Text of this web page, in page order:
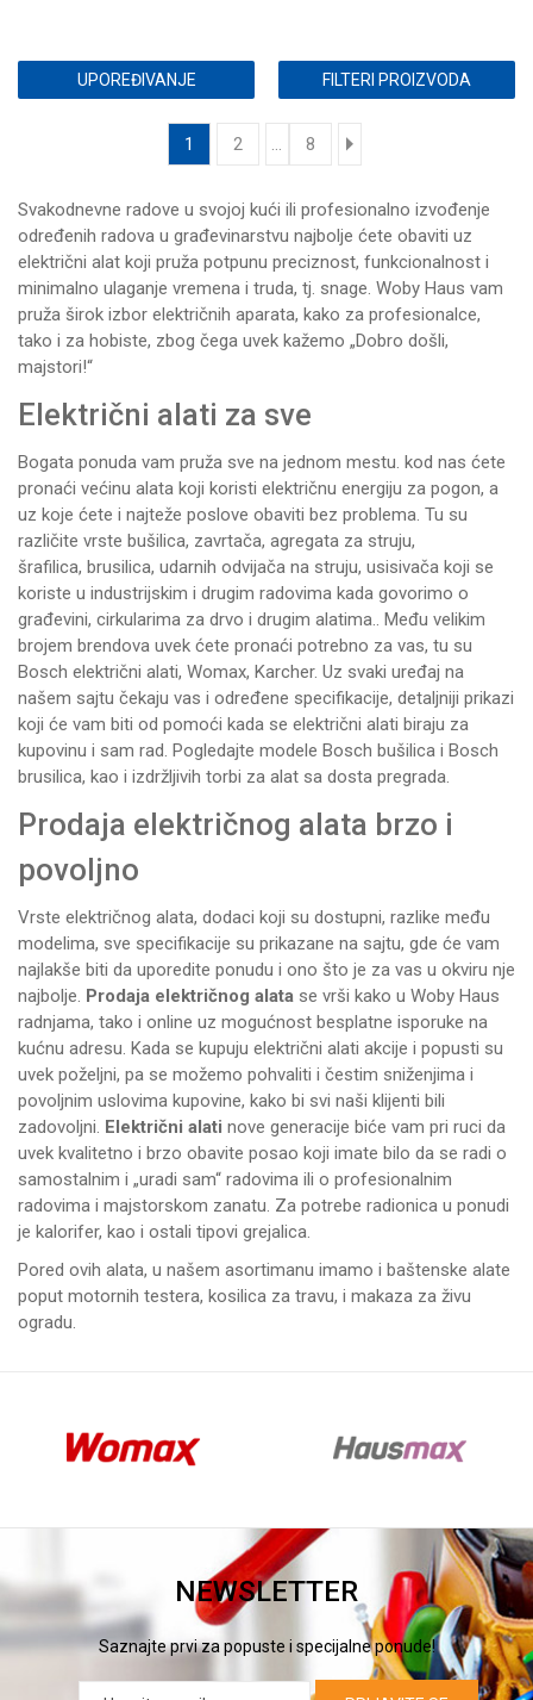
UPOREĐIVANJE FILTERI PROIZVODA
1 2 ... 8
Svakodnevne radove u svojoj kući ili profesionalno izvođenje
određenih radova u građevinarstvu najbolje ćete obaviti uz
električni alat koji pruža potpunu preciznost, funkcionalnost i
minimalno ulaganje vremena i truda, tj. snage. Woby Haus vam
pruža širok izbor električnih aparata, kako za profesionalce,
tako i za hobiste, zbog čega uvek kažemo „Dobro došli,
majstori!“
Električni alati za sve
Bogata ponuda vam pruža sve na jednom mestu. kod nas ćete
pronaći većinu alata koji koristi električnu energiju za pogon, a
uz koje ćete i najteže poslove obaviti bez problema. Tu su
različite vrste bušilica, zavrtača, agregata za struju,
šrafilica, brusilica, udarnih odvijača na struju, usisivača koji se
koriste u industrijskim i drugim radovima kada govorimo o
građevini, cirkularima za drvo i drugim alatima.. Među velikim
brojem brendova uvek ćete pronaći potrebno za vas, tu su
Bosch električni alati, Womax, Karcher. Uz svaki uređaj na
našem sajtu čekaju vas i određene specifikacije, detaljniji prikazi
koji će vam biti od pomoći kada se električni alati biraju za
kupovinu i sam rad. Pogledajte modele Bosch bušilica i Bosch
brusilica, kao i izdržljivih torbi za alat sa dosta pregrada.
Prodaja električnog alata brzo i
povoljno
Vrste električnog alata, dodaci koji su dostupni, razlike među
modelima, sve specifikacije su prikazane na sajtu, gde će vam
najlakše biti da uporedite ponudu i ono što je za vas u okviru nje
najbolje. Prodaja električnog alata se vrši kako u Woby Haus
radnjama, tako i online uz mogućnost besplatne isporuke na
kućnu adresu. Kada se kupuju električni alati akcije i popusti su
uvek poželjni, pa se možemo pohvaliti i čestim sniženjima i
povoljnim uslovima kupovine, kako bi svi naši klijenti bili
zadovoljni. Električni alati nove generacije biće vam pri ruci da
uvek kvalitetno i brzo obavite posao koji imate bilo da se radi o
samostalnim i „uradi sam“ radovima ili o profesionalnim
radovima i majstorskom zanatu. Za potrebe radionica u ponudi
je kalorifer, kao i ostali tipovi grejalica.
Pored ovih alata, u našem asortimanu imamo i baštenske alate
poput motornih testera, kosilica za travu, i makaza za živu
ogradu.
NEWSLETTER
Saznajte prvi za popuste i specijalne ponude!